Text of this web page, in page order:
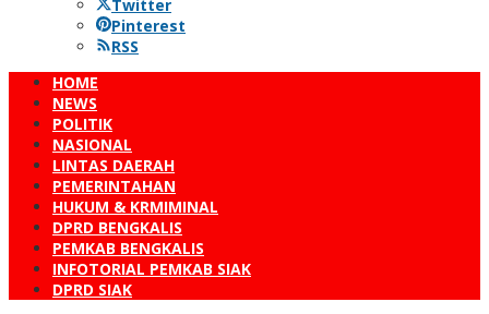
Twitter
Pinterest
RSS
HOME
NEWS
POLITIK
NASIONAL
LINTAS DAERAH
PEMERINTAHAN
HUKUM & KRMIMINAL
DPRD BENGKALIS
PEMKAB BENGKALIS
INFOTORIAL PEMKAB SIAK
DPRD SIAK